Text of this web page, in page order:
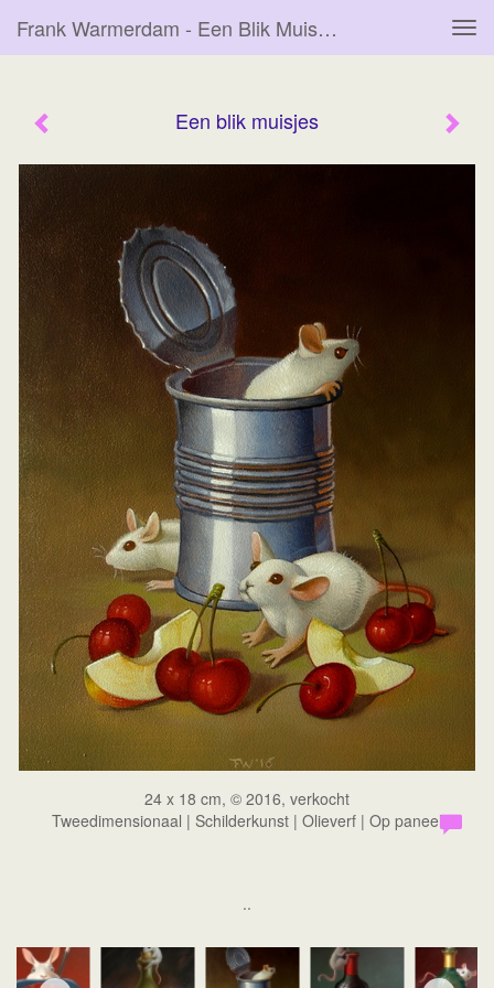
Frank Warmerdam - Een Blik Muisjes
Een blik muisjes
24 x 18 cm, © 2016, verkocht
Tweedimensionaal | Schilderkunst | Olieverf | Op paneel
..